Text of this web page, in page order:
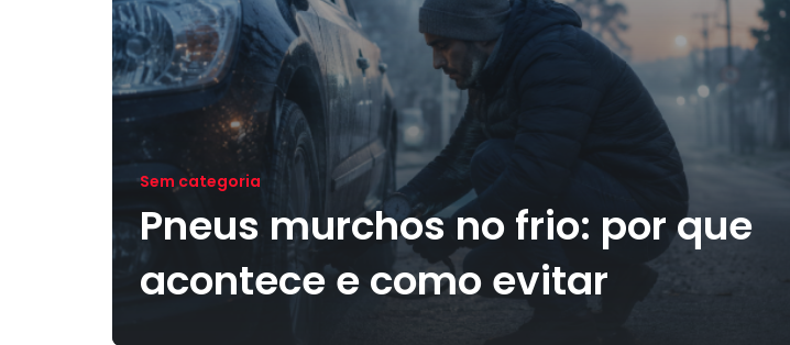
Sem categoria
Pneus murchos no frio: por que
acontece e como evitar